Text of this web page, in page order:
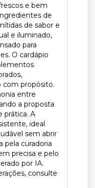
e bem
de
de sabor e
e iluminado,
para
O cardápio
com propósito.
entre
a proposta
prática. A
ideal
sem abrir
pela curadoria
precisa e pelo
por IA.
consulte